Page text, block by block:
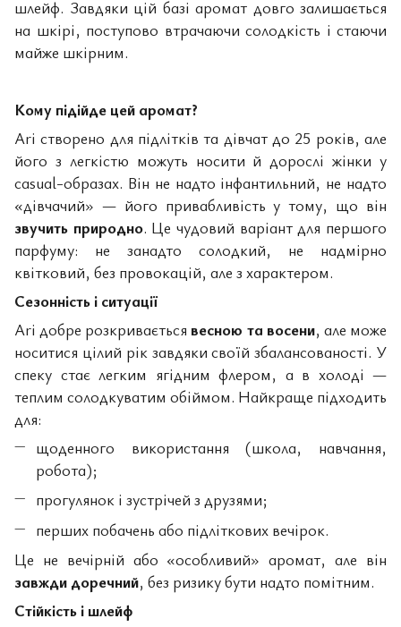
шлейф. Завдяки цій базі аромат довго залишається
на шкірі, поступово втрачаючи солодкість і стаючи
майже шкірним.
Кому підійде цей аромат?
Ari створено для підлітків та дівчат до 25 років, але
його з легкістю можуть носити й дорослі жінки у
casual-образах. Він не надто інфантильний, не надто
«дівчачий» — його привабливість у тому, що він
звучить природно. Це чудовий варіант для першого
парфуму: не занадто солодкий, не надмірно
квітковий, без провокацій, але з характером.
Сезонність і ситуації
Ari добре розкривається весною та восени, але може
носитися цілий рік завдяки своїй збалансованості. У
спеку стає легким ягідним флером, а в холоді —
теплим солодкуватим обіймом. Найкраще підходить
для:
щоденного використання (школа, навчання,
робота);
прогулянок і зустрічей з друзями;
перших побачень або підліткових вечірок.
Це не вечірній або «особливий» аромат, але він
завжди доречний, без ризику бути надто помітним.
Стійкість і шлейф